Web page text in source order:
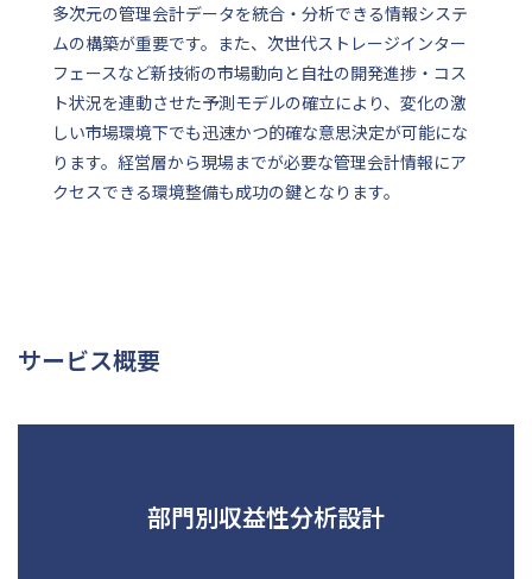
多次元の管理会計データを統合・分析できる情報システ
ムの構築が重要です。また、次世代ストレージインター
フェースなど新技術の市場動向と自社の開発進捗・コス
ト状況を連動させた予測モデルの確立により、変化の激
しい市場環境下でも迅速かつ的確な意思決定が可能にな
ります。経営層から現場までが必要な管理会計情報にア
クセスできる環境整備も成功の鍵となります。
サービス概要
部門別収益性分析設計